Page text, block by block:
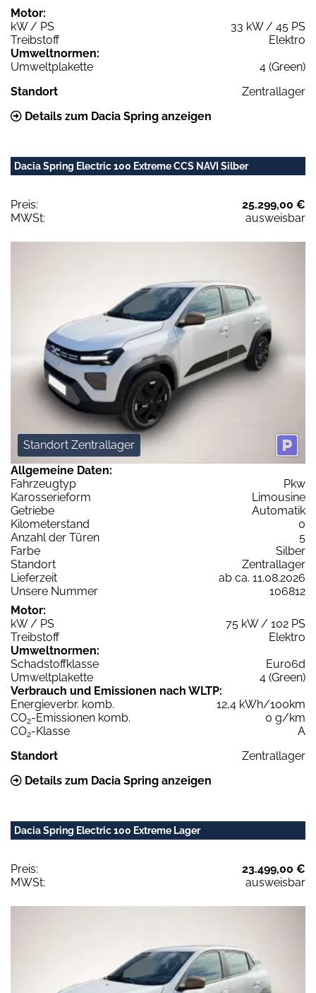
Motor:
kW / PS
33 kW / 45 PS
Treibstoff
Elektro
Umweltnormen:
Umweltplakette
4 (Green)
Standort
Zentrallager
Details zum Dacia Spring anzeigen
Dacia Spring Electric 100 Extreme CCS NAVI Silber
Preis:
25.299,00 €
MWSt:
ausweisbar
Standort Zentrallager
Allgemeine Daten:
Fahrzeugtyp
Pkw
Karosserieform
Limousine
Getriebe
Automatik
Kilometerstand
0
Anzahl der Türen
5
Farbe
Silber
Standort
Zentrallager
Lieferzeit
ab ca. 11.08.2026
Unsere Nummer
106812
Motor:
kW / PS
75 kW / 102 PS
Treibstoff
Elektro
Umweltnormen:
Schadstoffklasse
Euro6d
Umweltplakette
4 (Green)
Verbrauch und Emissionen nach WLTP:
Energieverbr. komb.
12,4 kWh/100km
CO2-Emissionen komb.
0 g/km
CO2-Klasse
A
Standort
Zentrallager
Details zum Dacia Spring anzeigen
Dacia Spring Electric 100 Extreme Lager
Preis:
23.499,00 €
MWSt:
ausweisbar